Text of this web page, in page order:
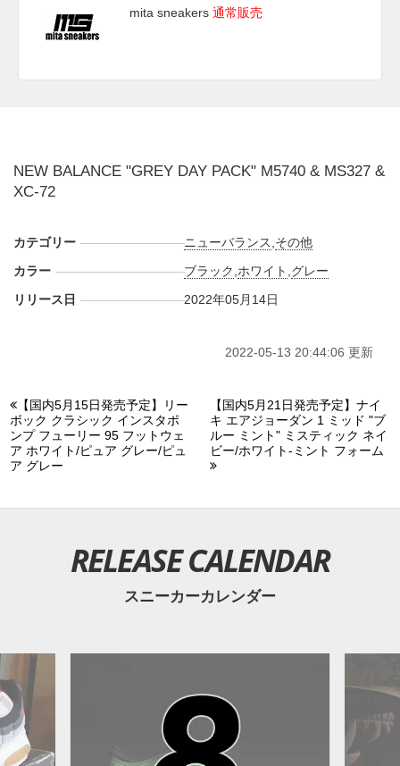
mita sneakers 通常販売
NEW BALANCE "GREY DAY PACK" M5740 & MS327 &
XC-72
カテゴリー ニューバランス その他
カラー
ブラック ホワイト グレー
リリース日
2022年05月14日
2022-05-13 20:44:06 更新
【国内5月15日発売予定】リー
ボック クラシック インスタポ
ンプ フューリー 95 フットウェ
ア ホワイト/ピュア グレー/ピュ
ア グレー
【国内5月21日発売予定】ナイ
キ エアジョーダン 1 ミッド "ブ
ルー ミント" ミスティック ネイ
ビー/ホワイト-ミント フォーム
RELEASE CALENDAR
スニーカーカレンダー